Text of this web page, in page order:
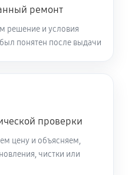
ремонт
решение и условия
понятен после выдачи
проверки
цену и объясняем,
чистки или